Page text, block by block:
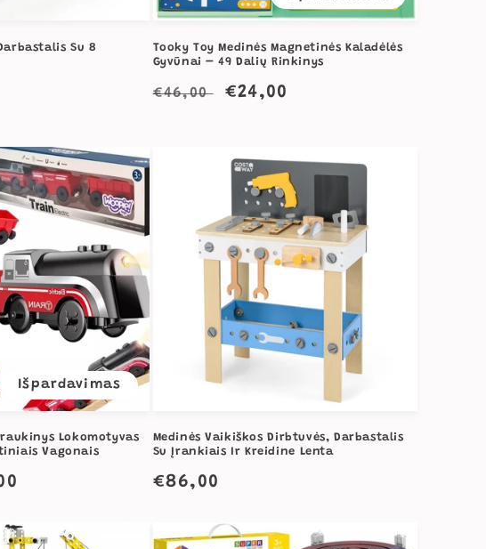
Su 8
Tooky Toy Medinės Magnetinės Kaladėlės
Gyvūnai – 49 Dalių Rinkinys
Įprasta
€46,00
Išpardavimo
€24,00
Išpardavimas
Lokomotyvas
Vagonais
Medinės Vaikiškos Dirbtuvės, Darbastalis
Su Įrankiais Ir Kreidine Lenta
Įprasta
€86,00